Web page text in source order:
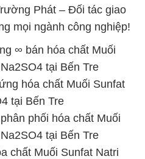
Phát – Đối tác giao
mọi ngành công nghiệp!
∞ bán hóa chất Muối
tại Bến Tre
hóa chất Muối Sunfat
tại Bến Tre
phối hóa chất Muối
tại Bến Tre
chất Muối Sunfat Natri